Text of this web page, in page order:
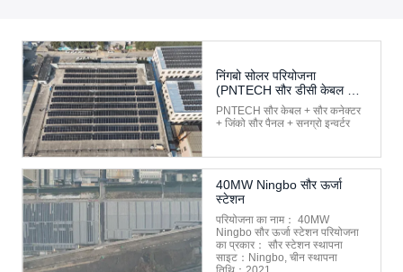
निंगबो सोलर परियोजना
(PNTECH सौर डीसी केबल +
कनेक्टर + जिंको सौर पैनल +
सुंग्रो इन्वर्टर की आपूर्ति करता है)
PNTECH सौर केबल + सौर कनेक्टर
+ जिंको सौर पैनल + सनग्रो इन्वर्टर
40MW Ningbo सौर ऊर्जा
स्टेशन
परियोजना का नाम： 40MW
Ningbo सौर ऊर्जा स्टेशन परियोजना
का प्रकार： सौर स्टेशन स्थापना
साइट：Ningbo, चीन स्थापना